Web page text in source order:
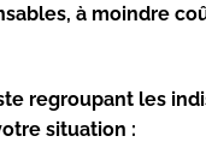
à moindre
regroupant les
situation :